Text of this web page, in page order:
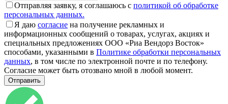
Отправляя заявку, я соглашаюсь с политикой об обработке
персональных данных.
Я даю согласие на получение рекламных и
информационных сообщений о товарах, услугах, акциях и
специальных предложениях ООО «Риа Вендорз Восток»
способами, указанными в Политике обработки персональных
данных, в том числе по электронной почте и по телефону.
Согласие может быть отозвано мной в любой момент.